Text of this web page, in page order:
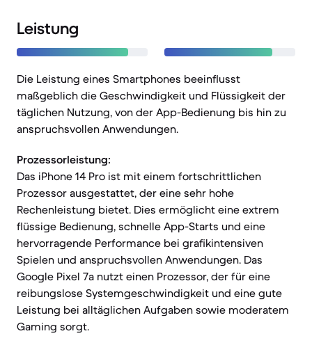
Leistung
Die Leistung eines Smartphones beeinflusst
maßgeblich die Geschwindigkeit und Flüssigkeit der
täglichen Nutzung, von der App-Bedienung bis hin zu
anspruchsvollen Anwendungen.
Prozessorleistung:
Das iPhone 14 Pro ist mit einem fortschrittlichen
Prozessor ausgestattet, der eine sehr hohe
Rechenleistung bietet. Dies ermöglicht eine extrem
flüssige Bedienung, schnelle App-Starts und eine
hervorragende Performance bei grafikintensiven
Spielen und anspruchsvollen Anwendungen. Das
Google Pixel 7a nutzt einen Prozessor, der für eine
reibungslose Systemgeschwindigkeit und eine gute
Leistung bei alltäglichen Aufgaben sowie moderatem
Gaming sorgt.